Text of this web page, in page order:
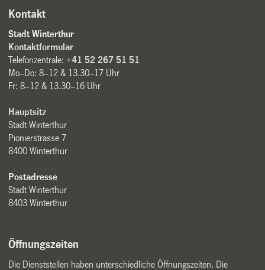
Kontakt
Stadt Winterthur
Kontaktformular
Telefonzentrale:+41 52 267 51 51
Mo–Do: 8–12 & 13.30–17 Uhr
Fr: 8–12 & 13.30–16 Uhr
Hauptsitz
Stadt Winterthur
Pionierstrasse 7
8400 Winterthur
Postadresse
Stadt Winterthur
8403 Winterthur
Öffnungszeiten
Die Dienststellen haben unterschiedliche Öffnungszeiten. Die